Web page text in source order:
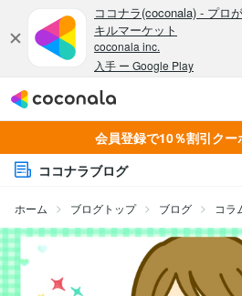
会員登録で10％割引クー
ココナラブログ
ホーム ブログトップ ブログ コラ